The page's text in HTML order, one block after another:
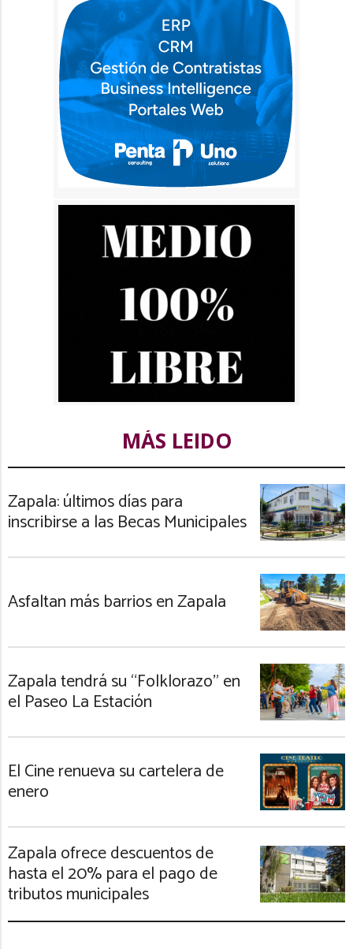
MÁS LEIDO
Zapala: últimos días para
inscribirse a las Becas Municipales
Asfaltan más barrios en Zapala
Zapala tendrá su “Folklorazo” en
el Paseo La Estación
El Cine renueva su cartelera de
enero
Zapala ofrece descuentos de
hasta el 20% para el pago de
tributos municipales